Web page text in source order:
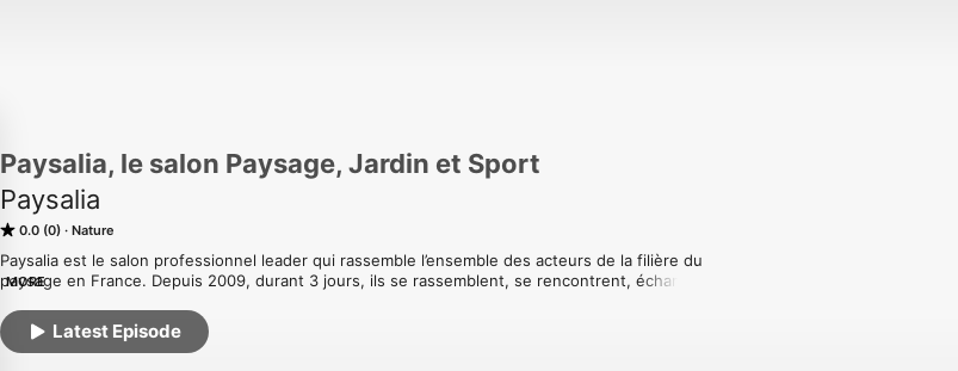
Paysalia, le salon Paysage, Jardin et Sport
Paysalia
0.0 (0) Nature
Paysalia est le salon professionnel leader qui rassemble l’ensemble des acteurs de la filière du
paysage en France. Depuis 2009, durant 3 jours, ils se rassemblent, se rencontrent, échangent
Plus d'informations : https://www.paysalia.com/fr/salon/presentation
MORE
Latest Episode